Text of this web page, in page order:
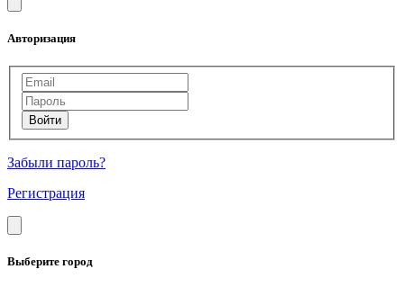
Авторизация
Забыли пароль?
Регистрация
Выберите город